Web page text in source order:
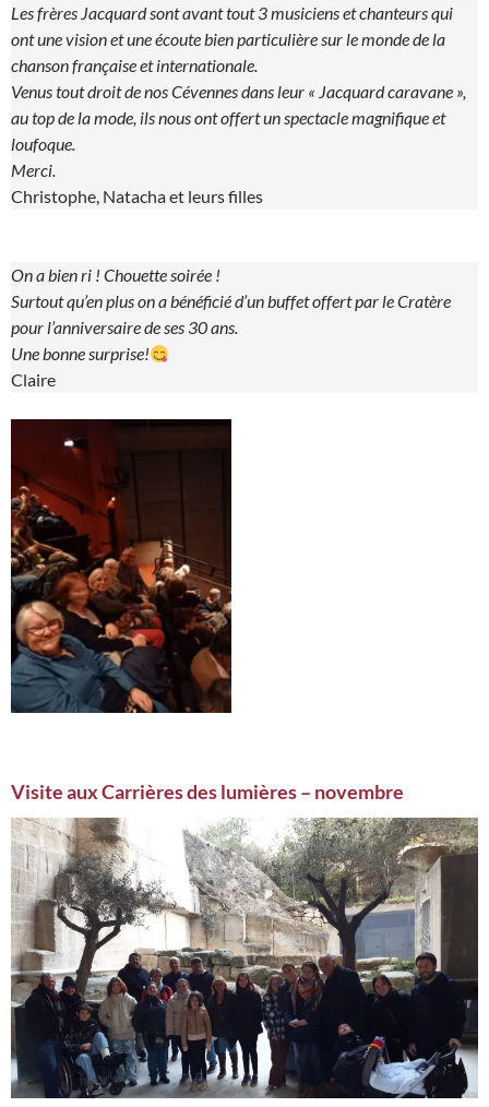
Les frères Jacquard sont avant tout 3 musiciens et chanteurs qui
ont une vision et une écoute bien particulière sur le monde de la
chanson française et internationale.
Venus tout droit de nos Cévennes dans leur « Jacquard caravane »,
au top de la mode, ils nous ont offert un spectacle magnifique et
loufoque.
Merci.
Christophe, Natacha et leurs filles
On a bien ri ! Chouette soirée !
Surtout qu’en plus on a bénéficié d’un buffet offert par le Cratère
pour l’anniversaire de ses 30 ans.
Une bonne surprise!
Claire
Visite aux Carrières des lumières – novembre